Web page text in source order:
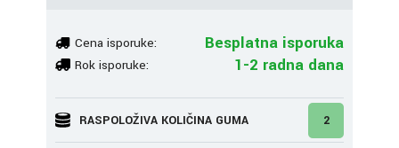
Cena isporuke: Besplatna isporuka
Rok isporuke: 1-2 radna dana
RASPOLOŽIVA KOLIČINA GUMA 2